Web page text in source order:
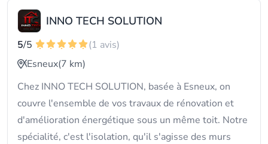
INNO TECH SOLUTION
5/5
(1 avis)
Esneux(7 km)
Chez INNO TECH SOLUTION, basée à Esneux, on
couvre l'ensemble de vos travaux de rénovation et
d'amélioration énergétique sous un même toit. Notre
spécialité, c'est l'isolation, qu'il s'agisse des murs